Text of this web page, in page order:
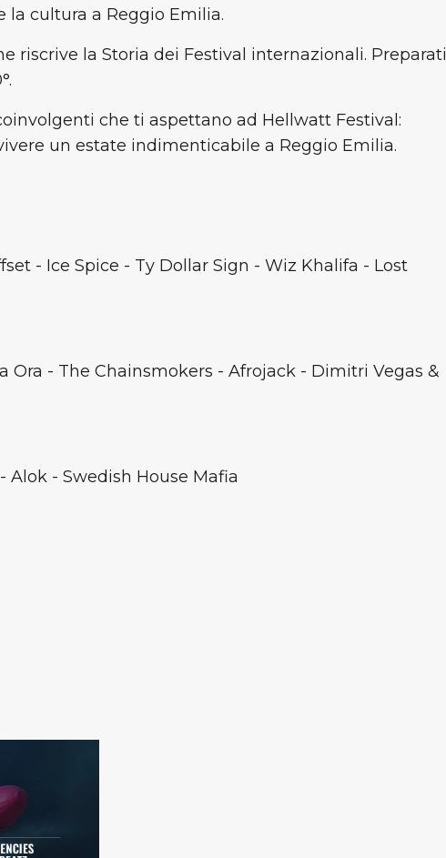
la cultura a Reggio Emilia.
riscrive la Storia dei Festival internazionali. Preparati
che ti aspettano ad Hellwatt Festival:
un estate indimenticabile a Reggio Emilia.
- Ice Spice - Ty Dollar Sign - Wiz Khalifa - Lost
Ora - The Chainsmokers - Afrojack - Dimitri Vegas &
Alok - Swedish House Mafia